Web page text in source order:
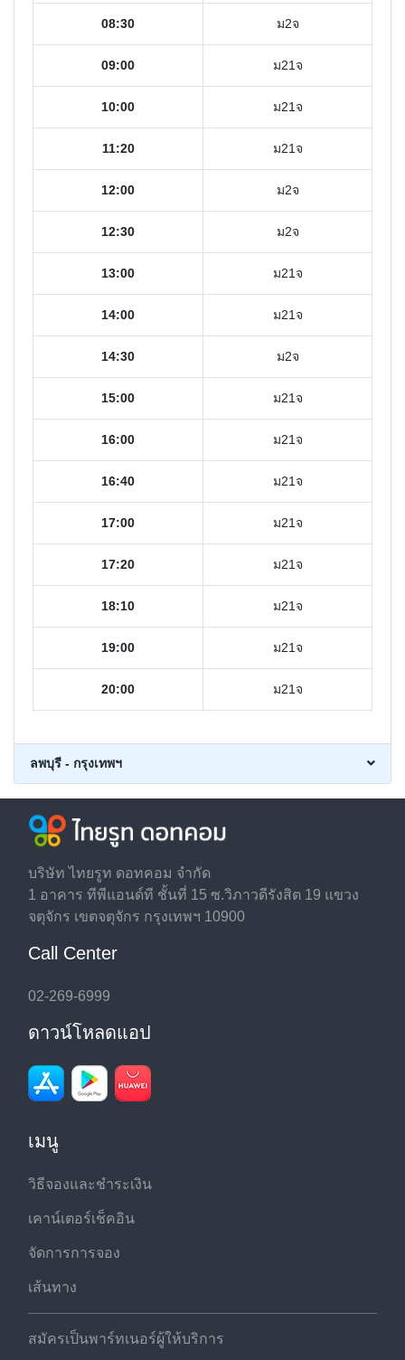
08:30 ม2จ
09:00 ม21จ
10:00 ม21จ
11:20 ม21จ
12:00 ม2จ
12:30 ม2จ
13:00 ม21จ
14:00 ม21จ
14:30 ม2จ
15:00 ม21จ
16:00 ม21จ
16:40 ม21จ
17:00 ม21จ
17:20 ม21จ
18:10 ม21จ
19:00 ม21จ
20:00 ม21จ
ลพบุรี - กรุงเทพฯ
บริษัท ไทยรูท ดอทคอม จำกัด
1 อาคาร ทีพีแอนด์ที ชั้นที่ 15 ซ.วิภาวดีรังสิต 19 แขวง
จตุจักร เขตจตุจักร กรุงเทพฯ 10900
Call Center
02-269-6999
ดาวน์โหลดแอป
เมนู
วิธีจองและชำระเงิน
เคาน์เตอร์เช็คอิน
จัดการการจอง
เส้นทาง
สมัครเป็นพาร์ทเนอร์ผู้ให้บริการ